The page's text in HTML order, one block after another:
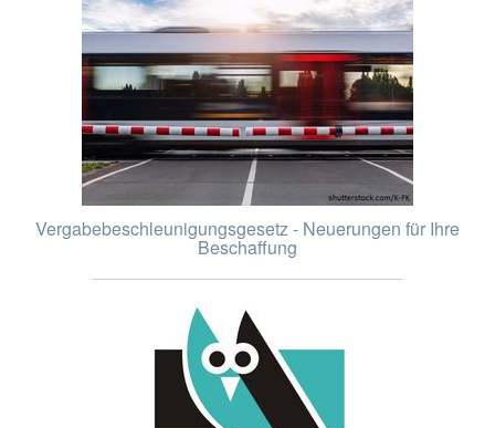
Vergabebeschleunigungsgesetz - Neuerungen für Ihre
Beschaffung